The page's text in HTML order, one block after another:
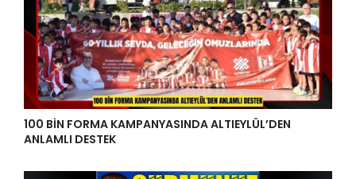
100 BİN FORMA KAMPANYASINDA ALTIEYLÜL’DEN
ANLAMLI DESTEK